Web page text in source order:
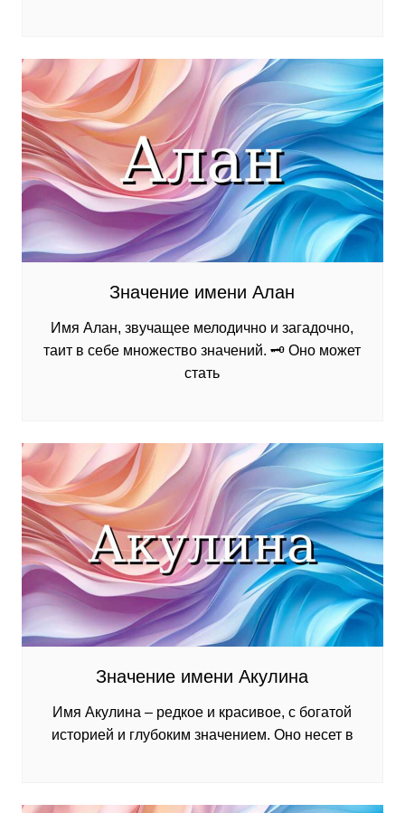
Значение имени Алан
Имя Алан, звучащее мелодично и загадочно,
таит в себе множество значений. 🗝️ Оно может
стать
Значение имени Акулина
Имя Акулина – редкое и красивое, с богатой
историей и глубоким значением. Оно несет в